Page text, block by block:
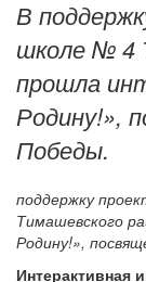
В
школе № 4
прошла
Родину!»,
Победы.
поддержку
Тимашевского
Родину!»,
Интерактивная